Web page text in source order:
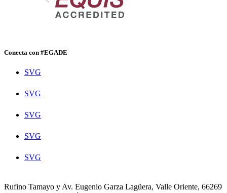
Conecta con #EGADE
SVG
SVG
SVG
SVG
SVG
Rufino Tamayo y Av. Eugenio Garza Lagüera, Valle Oriente, 66269